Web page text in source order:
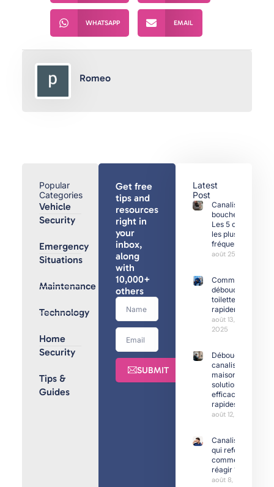
WHATSAPP EMAIL
Romeo
Popular
Categories
Vehicle
Security
Emergency
Situations
Maintenance
Technology
Home
Security
Tips &
Guides
Get free
tips and
resources
right in
your
inbox,
along
with
10,000+
others
SUBMIT
Latest
Post
Canalisations
bouchées :
Les 5 causes
les plus
fréquentes
août 25, 2025
Comment
déboucher
toilettes
rapidement
août 13,
2025
Débouchage
canalisation
maison :
solutions
efficaces et
rapides
août 12, 2025
Canalisation
qui refoule :
comment
réagir ?
août 8, 2025